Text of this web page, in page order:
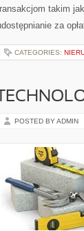
takim
za
CATEGORIES:
POSTED BY ADMIN